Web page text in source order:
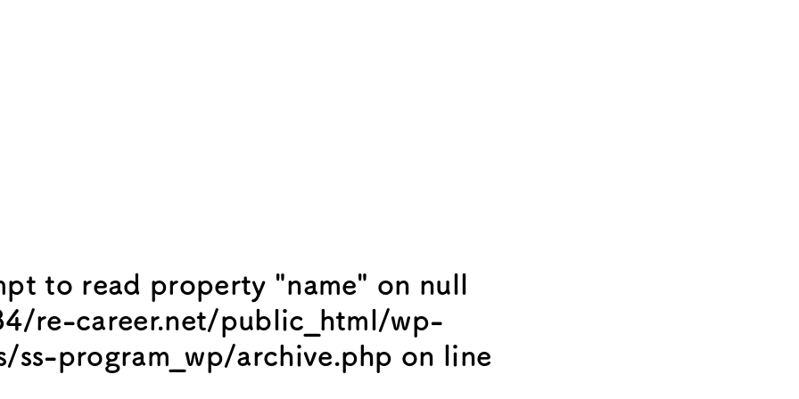
to read property "name" on null
re-career.net/public_html/wp-
ss-program_wp/archive.php on line